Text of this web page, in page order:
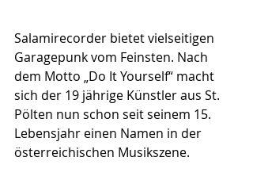
Salamirecorder bietet vielseitigen
Garagepunk vom Feinsten. Nach
dem Motto „Do It Yourself“ macht
sich der 19 jährige Künstler aus St.
Pölten nun schon seit seinem 15.
Lebensjahr einen Namen in der
österreichischen Musikszene.